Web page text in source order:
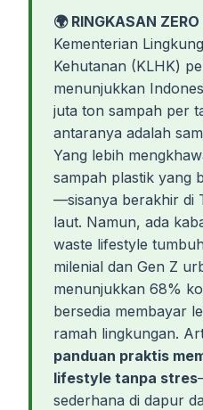
🌍 RINGKASAN
Kementerian
Kehutanan (KLHK)
menunjukkan
juta ton sampah per
antaranya adalah
Yang lebih
sampah plastik yang
—sisanya berakhir di
laut. Namun, ada
waste lifestyle
milenial dan Gen Z
menunjukkan 68%
bersedia membayar
ramah lingkungan.
panduan praktis
lifestyle tanpa stres
sederhana di dapur